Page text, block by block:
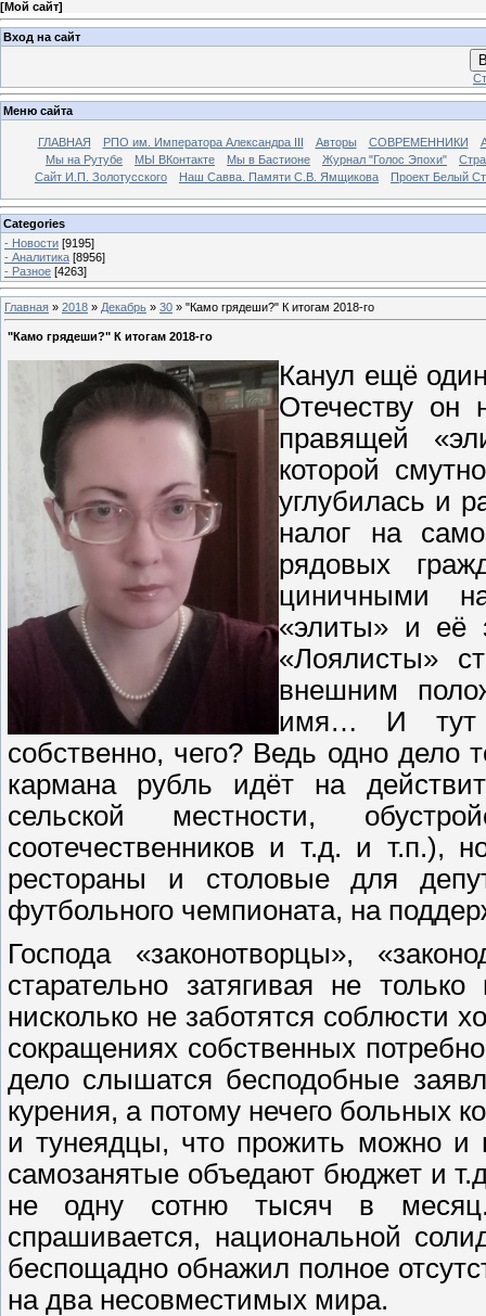
[Мой сайт]
Вход на сайт
Меню сайта
ГЛАВНАЯ РПО им. Императора Александра III Авторы СОВРЕМЕННИКИ
Мы на Рутубе
МЫ ВКонтакте Мы в Бастионе Журнал "Голос Эпохи"
Сайт И.П. Золотусского
Наш Савва. Памяти С.В. Ямщикова Проект Белый
Categories
- Новости [9195]
- Аналитика [8956]
- Разное [4263]
Главная » 2018 » Декабрь » 30 » "Камо грядеши?" К итогам 2018-го
"Камо грядеши?" К итогам 2018-го
Канул ещё
Отечеству он
правящей
которой
углубилась и
налог на
рядовых
циничными
«элиты» и её
«Лоялисты»
внешним
имя… И тут
собственно, чего? Ведь одно дело
кармана рубль идёт на
сельской местности,
соотечественников и т.д. и т.п.),
рестораны и столовые для
футбольного чемпионата, на
Господа «законотворцы»,
старательно затягивая не
нисколько не заботятся соблюсти
сокращениях собственных
дело слышатся бесподобные
курения, а потому нечего больных
и тунеядцы, что прожить можно
самозанятые объедают бюджет и
не одну сотню тысяч в
спрашивается, национальной
беспощадно обнажил полное
на два несовместимых мира.